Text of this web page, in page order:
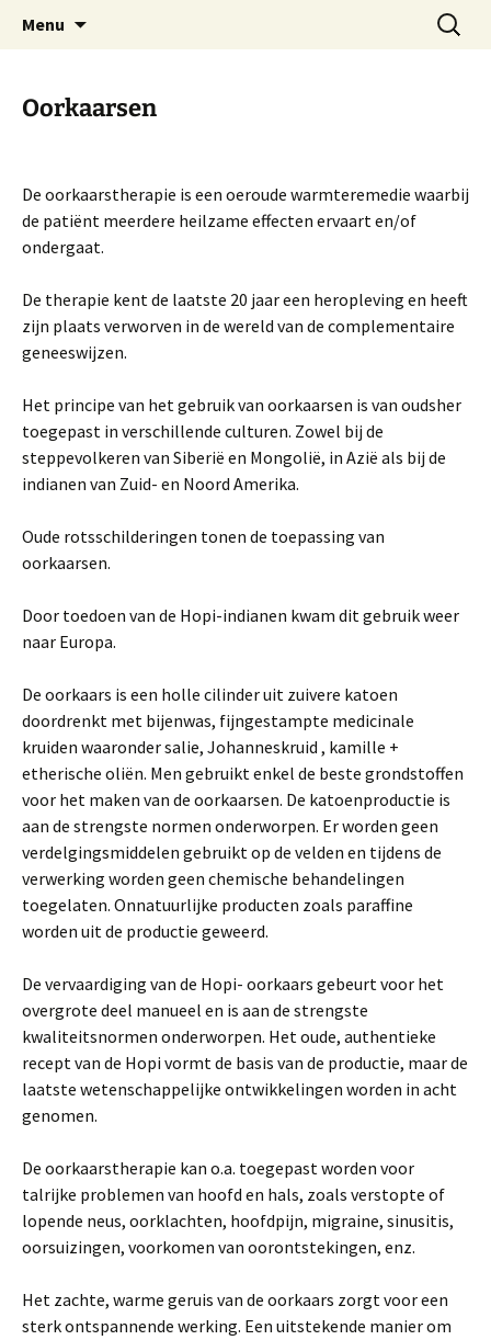
Adosa
Praktijk voor natuurgeneeskunde
Menu
Zoeken
naar:
Oorkaarsen
De oorkaarstherapie is een oeroude warmteremedie waarbij
de patiënt meerdere heilzame effecten ervaart en/of
ondergaat.
De therapie kent de laatste 20 jaar een heropleving en heeft
zijn plaats verworven in de wereld van de complementaire
geneeswijzen.
Het principe van het gebruik van oorkaarsen is van oudsher
toegepast in verschillende culturen. Zowel bij de
steppevolkeren van Siberië en Mongolië, in Azië als bij de
indianen van Zuid- en Noord Amerika.
Oude rotsschilderingen tonen de toepassing van
oorkaarsen.
Door toedoen van de Hopi-indianen kwam dit gebruik weer
naar Europa.
De oorkaars is een holle cilinder uit zuivere katoen
doordrenkt met bijenwas, fijngestampte medicinale
kruiden waaronder salie, Johanneskruid , kamille +
etherische oliën. Men gebruikt enkel de beste grondstoffen
voor het maken van de oorkaarsen. De katoenproductie is
aan de strengste normen onderworpen. Er worden geen
verdelgingsmiddelen gebruikt op de velden en tijdens de
verwerking worden geen chemische behandelingen
toegelaten. Onnatuurlijke producten zoals paraffine
worden uit de productie geweerd.
De vervaardiging van de Hopi- oorkaars gebeurt voor het
overgrote deel manueel en is aan de strengste
kwaliteitsnormen onderworpen. Het oude, authentieke
recept van de Hopi vormt de basis van de productie, maar de
laatste wetenschappelijke ontwikkelingen worden in acht
genomen.
De oorkaarstherapie kan o.a. toegepast worden voor
talrijke problemen van hoofd en hals, zoals verstopte of
lopende neus, oorklachten, hoofdpijn, migraine, sinusitis,
oorsuizingen, voorkomen van oorontstekingen, enz.
Het zachte, warme geruis van de oorkaars zorgt voor een
sterk ontspannende werking. Een uitstekende manier om